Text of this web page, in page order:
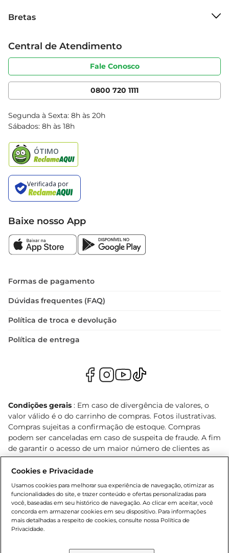
Grupo Cencosud
Sobre privacidade
Portal do fornecedor
Cencosud Media
Bretas
Produtos Bretas
Código de ética
Serviços
Clube Bretas
Blog Bretas
Black Friday
Central de Atendimento
Fale Conosco
0800 720 1111
Segunda à Sexta: 8h às 20h
Sábados: 8h às 18h
Baixe nosso App
Formas de pagamento
Dúvidas frequentes (FAQ)
Política de troca e devolução
Política de entrega
Condições gerais : Em caso de divergência de valores, o
valor válido é o do carrinho de compras. Fotos ilustrativas.
Compras sujeitas a confirmação de estoque. Compras
podem ser canceladas em caso de suspeita de fraude. A fim
de garantir o acesso de um maior número de clientes as
nossas promoções, a compra de produtos com preços
promocionais poderá ter sua quantidade limitada por
cliente. Os preços, ofertas e condições são exclusivos para
o e-commerce e válidos durante o dia de hoje, podendo
sofrer alterações sem prévia notificação. Proibida a venda
de bebidas alcoólicas para menores de 18 anos, conforme
Lei n.º 8069/90, art. 81, inciso II (Estatuto da Criança e do
Cookies e Privacidade
Usamos cookies para melhorar sua experiência de navegação, otimizar as
funcionalidades do site, e trazer conteúdo e ofertas personalizadas para
você, baseadas em seu histórico de navegação. Ao clicar em aceitar, você
concorda em armazenar cookies em seu dispositivo. Para informações
mais detalhadas a respeito de cookies, consulte nossa Política de
Privacidade.